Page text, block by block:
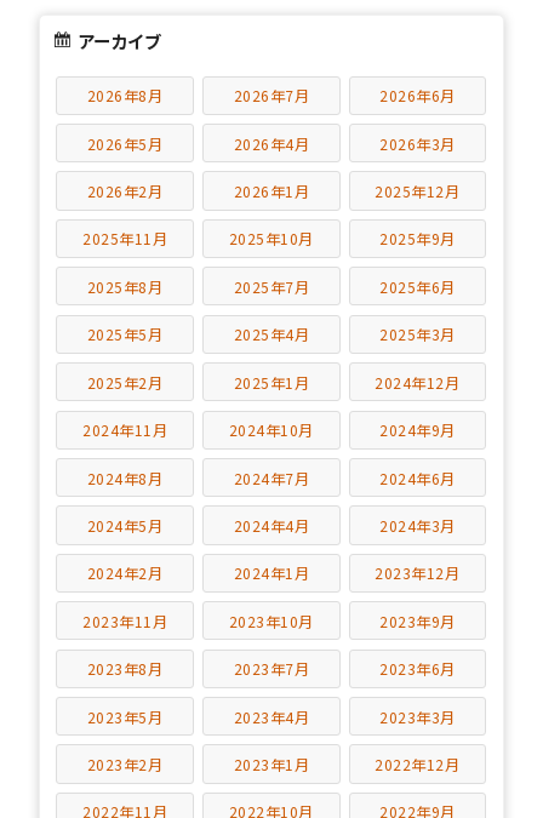
アーカイブ
2026年8月 2026年7月 2026年6月
2026年5月 2026年4月 2026年3月
2026年2月 2026年1月 2025年12月
2025年11月 2025年10月 2025年9月
2025年8月 2025年7月 2025年6月
2025年5月 2025年4月 2025年3月
2025年2月 2025年1月 2024年12月
2024年11月 2024年10月 2024年9月
2024年8月 2024年7月 2024年6月
2024年5月 2024年4月 2024年3月
2024年2月 2024年1月 2023年12月
2023年11月 2023年10月 2023年9月
2023年8月 2023年7月 2023年6月
2023年5月 2023年4月 2023年3月
2023年2月 2023年1月 2022年12月
2022年11月 2022年10月 2022年9月